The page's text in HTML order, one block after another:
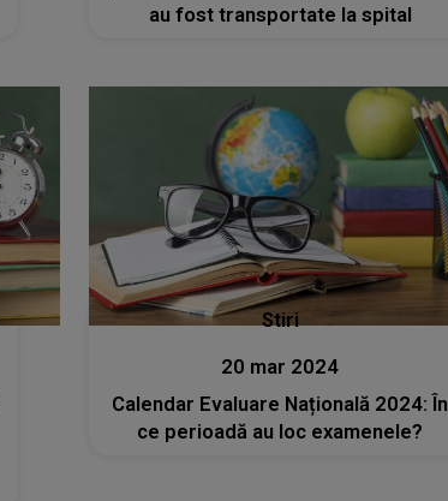
au fost transportate la spital
Stiri
20 mar 2024
Calendar Evaluare Națională 2024: În
ce perioadă au loc examenele?